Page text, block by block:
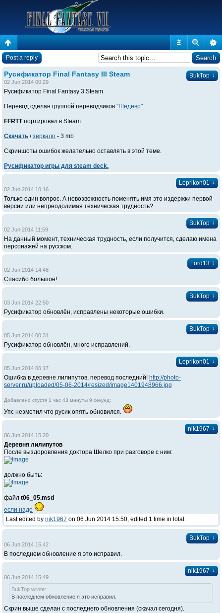
#
Post a reply
BukTop ↓
Русификатор Final Fantasy III Steam
02 Jun 2014 00:29
Русификатор Final Fantasy 3 Steam.
Перевод сделан группой переводчиков "Шедевр".
FFRTTпортировал в Steam.
Скачать /зеркало - 3 mb
Скриншоты ошибок желательно оставлять в этой теме.
Русификатор игры для steam deck.
Leprikon01 ↓
02 Jun 2014 10:16
Только один вопрос. А невозвожность поменять имя это издержки первой
версии или непреодолимая техническая трудность?
BukTop ↓
02 Jun 2014 11:59
На данный момент, техническая трудность, если получится, сделаю имена
персонажей на русском.
Lord13 ↓
02 Jun 2014 14:48
Спасибо большое!
BukTop ↓
03 Jun 2014 22:50
Русификатор обновлён, исправлены некоторые ошибки.
BukTop ↓
05 Jun 2014 00:31
Русификатор обновлён, много исправлений.
Leprikon01 ↓
05 Jun 2014 06:17
Ошибка в деревне лилипутов, перевод последний! http://photo-
server.ru/uploaded/05-06-2014/resized/image1401948966.jpg
Добавлено спустя 1 час 43 минуты 9 секунд:
Упс незметил что русик опять обновился.
nik1967 ↓
06 Jun 2014 15:20
Деревня лилипутов
После выздоровления доктора Шелко при разговоре с ним:
должно быть:
файл t06_05.msd
если надо
Last edited by nik1967 on 06 Jun 2014 15:50, edited 1 time in total.
BukTop ↓
06 Jun 2014 15:42
В последнем обновление я это исправил.
nik1967 ↓
06 Jun 2014 15:49
BukTop wrote:
В последнем обновление я это исправил.
Скрин выше сделан с последнего обновления (скачал сегодня).